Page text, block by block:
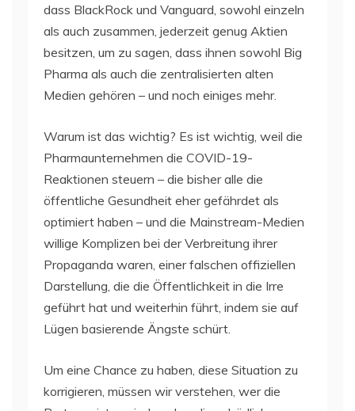
dass BlackRock und Vanguard, sowohl einzeln
als auch zusammen, jederzeit genug Aktien
besitzen, um zu sagen, dass ihnen sowohl Big
Pharma als auch die zentralisierten alten
Medien gehören – und noch einiges mehr.
Warum ist das wichtig? Es ist wichtig, weil die
Pharmaunternehmen die COVID-19-
Reaktionen steuern – die bisher alle die
öffentliche Gesundheit eher gefährdet als
optimiert haben – und die Mainstream-Medien
willige Komplizen bei der Verbreitung ihrer
Propaganda waren, einer falschen offiziellen
Darstellung, die die Öffentlichkeit in die Irre
geführt hat und weiterhin führt, indem sie auf
Lügen basierende Ängste schürt.
Um eine Chance zu haben, diese Situation zu
korrigieren, müssen wir verstehen, wer die